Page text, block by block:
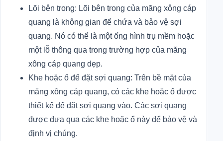
Lõi bên trong: Lõi bên trong của măng xông cáp
quang là không gian để chứa và bảo vệ sợi
quang. Nó có thể là một ống hình trụ mềm hoặc
một lỗ thông qua trong trường hợp của măng
xông cáp quang dẹp.
Khe hoặc ổ để đặt sợi quang: Trên bề mặt của
măng xông cáp quang, có các khe hoặc ổ được
thiết kế để đặt sợi quang vào. Các sợi quang
được đưa qua các khe hoặc ổ này để bảo vệ và
định vị chúng.